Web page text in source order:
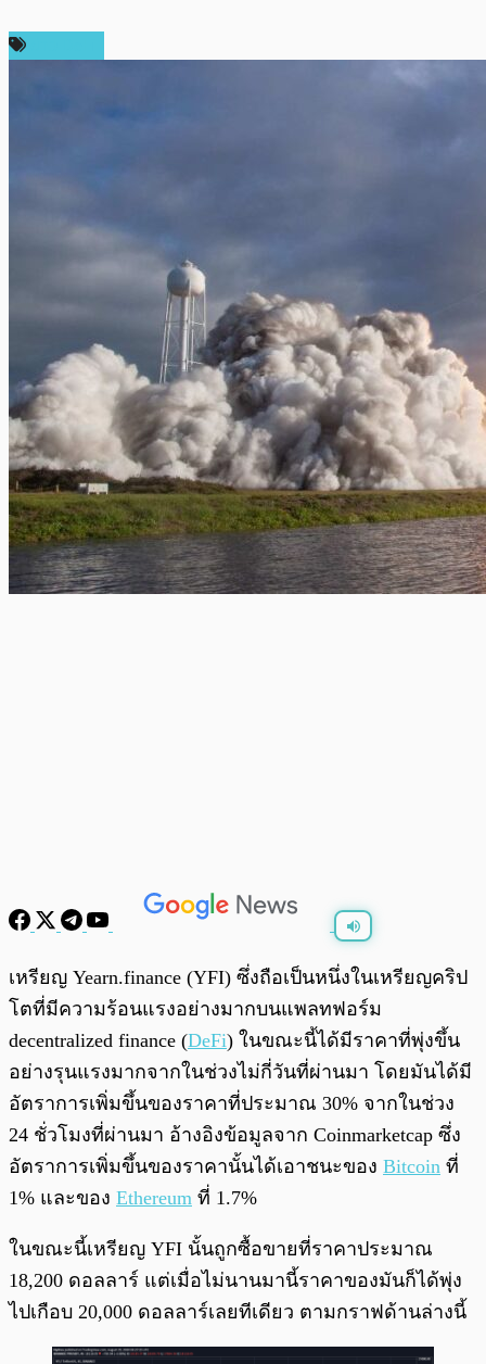
/
เหรียญ Yearn.finance (YFI) ซึ่งถือเป็นหนึ่งในเหรียญคริป
โตที่มีความร้อนแรงอย่างมากบนแพลทฟอร์ม
decentralized finance (DeFi) ในขณะนี้ได้มีราคาที่พุ่งขึ้น
อย่างรุนแรงมากจากในช่วงไม่กี่วันที่ผ่านมา โดยมันได้มี
อัตราการเพิ่มขึ้นของราคาที่ประมาณ 30% จากในช่วง
24 ชั่วโมงที่ผ่านมา อ้างอิงข้อมูลจาก Coinmarketcap ซึ่ง
อัตราการเพิ่มขึ้นของราคานั้นได้เอาชนะของ Bitcoin ที่
1% และของ Ethereum ที่ 1.7%
ในขณะนี้เหรียญ YFI นั้นถูกซื้อขายที่ราคาประมาณ
18,200 ดอลลาร์ แต่เมื่อไม่นานมานี้ราคาของมันก็ได้พุ่ง
ไปเกือบ 20,000 ดอลลาร์เลยทีเดียว ตามกราฟด้านล่างนี้